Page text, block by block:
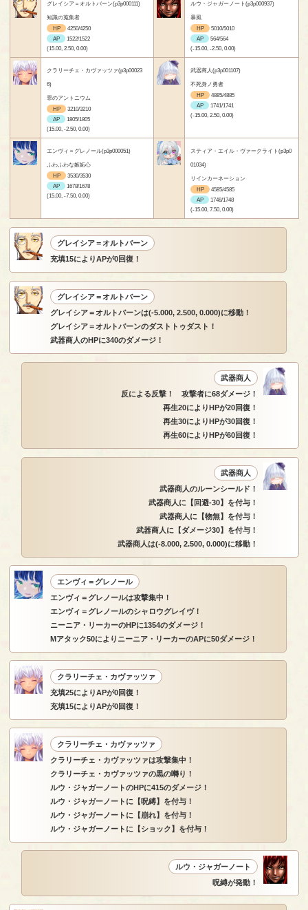
グレイシア＝オルトバーン(p3p000111)
知識の蒐集者
HP
4250/4250
AP
1522/1522
(15.00, 2.50, 0.00)
ルウ・ジャガーノート(p3p000937)
暴風
HP
5010/5010
AP
564/564
(-15.00, -2.50, 0.00)
クラリーチェ・カヴァッツァ(p3p00023
6)
罪のアントニウム
HP
3210/3210
AP
1805/1805
(15.00, -2.50, 0.00)
武器商人(p3p001107)
不死身ノ勇者
HP
4885/4885
AP
1741/1741
(-15.00, 2.50, 0.00)
エンヴィ＝グレノール(p3p000051)
ふわふわな嫉妬心
HP
3530/3530
AP
1678/1678
(15.00, -7.50, 0.00)
スティア・エイル・ヴァークライト(p3p0
01034)
リインカーネーション
HP
4585/4585
AP
1748/1748
(-15.00, 7.50, 0.00)
グレイシア＝オルトバーン
充填15によりAPが0回復！
グレイシア＝オルトバーン
グレイシア＝オルトバーンは(-5.000, 2.500, 0.000)に移動！
グレイシア＝オルトバーンのダストトゥダスト！
武器商人のHPに340のダメージ！
武器商人
反による反撃！ 攻撃者に68ダメージ！
再生20によりHPが20回復！
再生30によりHPが30回復！
再生60によりHPが60回復！
武器商人
武器商人のルーンシールド！
武器商人に【回避-30】を付与！
武器商人に【物無】を付与！
武器商人に【ダメージ30】を付与！
武器商人は(-8.000, 2.500, 0.000)に移動！
エンヴィ＝グレノール
エンヴィ＝グレノールは攻撃集中！
エンヴィ＝グレノールのシャロウグレイヴ！
ニーニア・リーカーのHPに1354のダメージ！
Mアタック50によりニーニア・リーカーのAPに50ダメージ！
クラリーチェ・カヴァッツァ
充填25によりAPが0回復！
充填15によりAPが0回復！
クラリーチェ・カヴァッツァ
クラリーチェ・カヴァッツァは攻撃集中！
クラリーチェ・カヴァッツァの黒の囀り！
ルウ・ジャガーノートのHPに415のダメージ！
ルウ・ジャガーノートに【呪縛】を付与！
ルウ・ジャガーノートに【崩れ】を付与！
ルウ・ジャガーノートに【ショック】を付与！
ルウ・ジャガーノート
呪縛が発動！